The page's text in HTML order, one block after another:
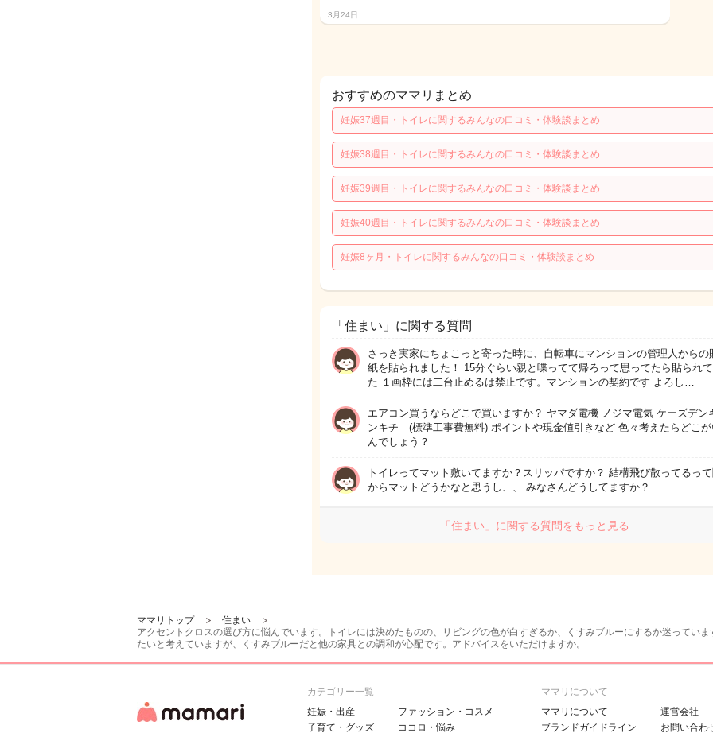
3月24日
おすすめのママリまとめ
妊娠37週目・トイレに関するみんなの口コミ・体験談まとめ
妊娠38週目・トイレに関するみんなの口コミ・体験談まとめ
妊娠39週目・トイレに関するみんなの口コミ・体験談まとめ
妊娠40週目・トイレに関するみんなの口コミ・体験談まとめ
妊娠8ヶ月・トイレに関するみんなの口コミ・体験談まとめ
「住まい」に関する質問
さっき実家にちょこっと寄った時に、自転車にマンションの管理人からの
紙を貼られました！ 15分ぐらい親と喋ってて帰ろって思ってたら貼られ
た １画枠には二台止めるは禁止です。マンションの契約です よろし…
エアコン買うならどこで買いますか？ ヤマダ電機 ノジマ電気 ケーズデン
ンキチ (標準工事費無料) ポイントや現金値引きなど 色々考えたらどこ
んでしょう？
トイレってマット敷いてますか？スリッパですか？ 結構飛び散ってるって
からマットどうかなと思うし、、 みなさんどうしてますか？
「住まい」に関する質問をもっと見る
ママリトップ
住まい
アクセントクロスの選び方に悩んでいます。トイレには決めたものの、リビングの色が白すぎるか、くすみブルーにするか迷ってい
たいと考えていますが、くすみブルーだと他の家具との調和が心配です。アドバイスをいただけますか。
カテゴリー一覧
妊娠・出産
子育て・グッズ
ファッション・コスメ
ココロ・悩み
ママリについて
ママリについて
ブランドガイドライン
運営会社
お問い合わ